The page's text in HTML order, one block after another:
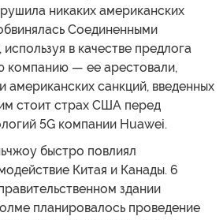
никаких американских
Соединенными
в качестве предлога
компанию — ее арестовали,
американских санкций, введенных
стоит страх США перед
5G компании Huawei.
быстро повлиял
Китая и Канады. 6
здании
планировалось проведение